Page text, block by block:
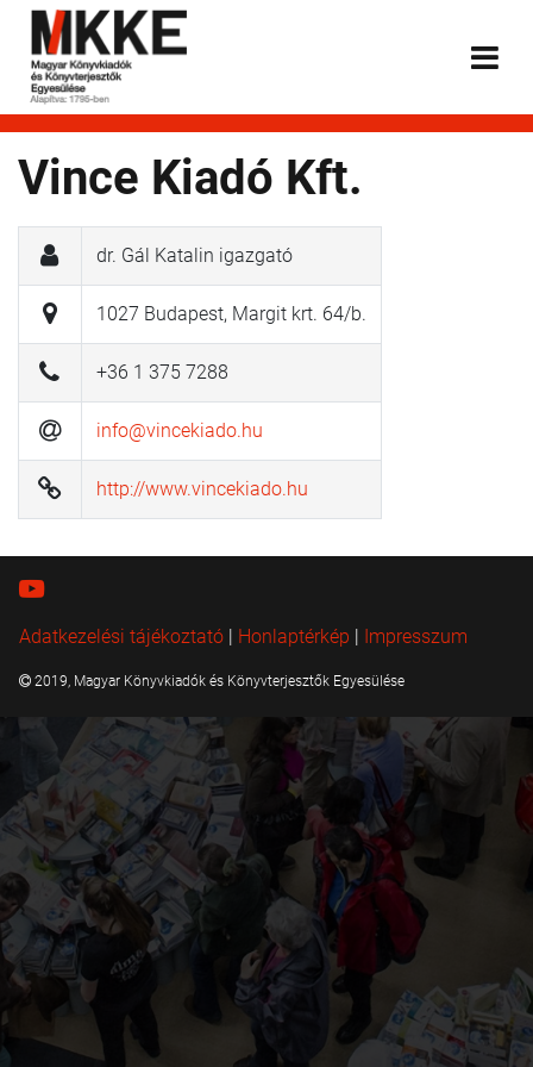
Vince Kiadó Kft.
dr. Gál Katalin igazgató
1027 Budapest, Margit krt. 64/b.
+36 1 375 7288
info@vincekiado.hu
http://www.vincekiado.hu
Adatkezelési tájékoztató | Honlaptérkép | Impresszum
2019, Magyar Könyvkiadók és Könyvterjesztők Egyesülése